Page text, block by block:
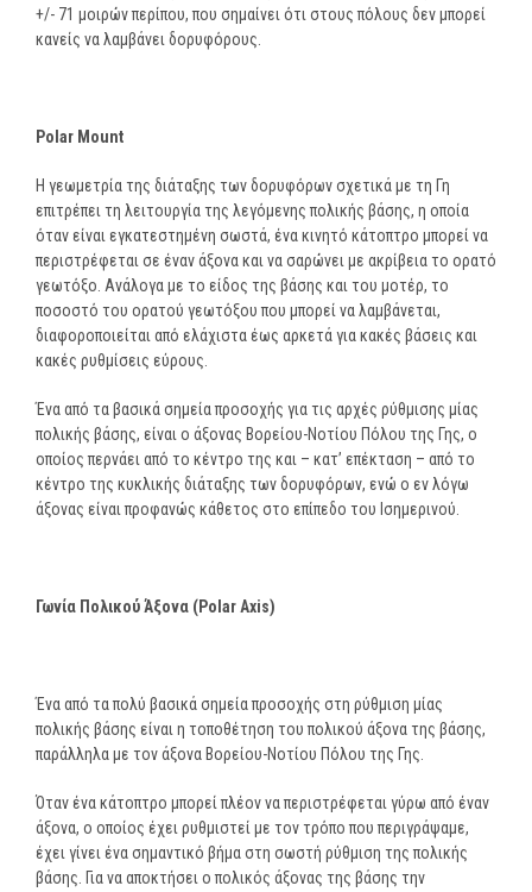
+/- 71 μοιρών περίπου, που σημαίνει ότι στους πόλους δεν μπορεί
κανείς να λαμβάνει δορυφόρους.
Polar Mount
Η γεωμετρία της διάταξης των δορυφόρων σχετικά με τη Γη
επιτρέπει τη λειτουργία της λεγόμενης πολικής βάσης, η οποία
όταν είναι εγκατεστημένη σωστά, ένα κινητό κάτοπτρο μπορεί να
περιστρέφεται σε έναν άξονα και να σαρώνει με ακρίβεια το ορατό
γεωτόξο. Ανάλογα με το είδος της βάσης και του μοτέρ, το
ποσοστό του ορατού γεωτόξου που μπορεί να λαμβάνεται,
διαφοροποιείται από ελάχιστα έως αρκετά για κακές βάσεις και
κακές ρυθμίσεις εύρους.
Ένα από τα βασικά σημεία προσοχής για τις αρχές ρύθμισης μίας
πολικής βάσης, είναι ο άξονας Βορείου-Νοτίου Πόλου της Γης, ο
οποίος περνάει από το κέντρο της και – κατ’ επέκταση – από το
κέντρο της κυκλικής διάταξης των δορυφόρων, ενώ ο εν λόγω
άξονας είναι προφανώς κάθετος στο επίπεδο του Ισημερινού.
Γωνία Πολικού Άξονα (Polar Axis)
Ένα από τα πολύ βασικά σημεία προσοχής στη ρύθμιση μίας
πολικής βάσης είναι η τοποθέτηση του πολικού άξονα της βάσης,
παράλληλα με τον άξονα Βορείου-Νοτίου Πόλου της Γης.
Όταν ένα κάτοπτρο μπορεί πλέον να περιστρέφεται γύρω από έναν
άξονα, ο οποίος έχει ρυθμιστεί με τον τρόπο που περιγράψαμε,
έχει γίνει ένα σημαντικό βήμα στη σωστή ρύθμιση της πολικής
βάσης. Για να αποκτήσει ο πολικός άξονας της βάσης την